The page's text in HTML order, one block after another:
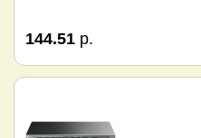
144.51 р.